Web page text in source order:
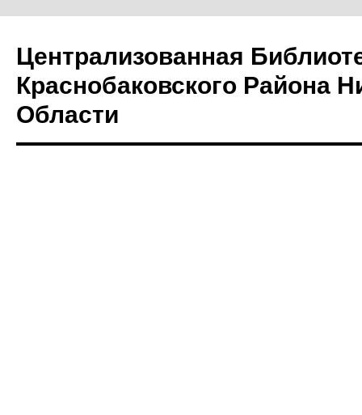
Централизованная
Краснобаковского Района
Области